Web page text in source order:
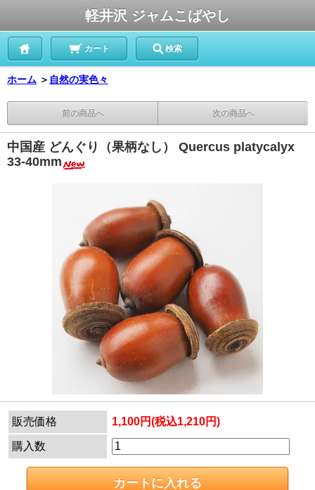
軽井沢 ジャムこばやし
カート 検索
ホーム ＞ 自然の実色々
前の商品へ 次の商品へ
中国産 どんぐり（果柄なし） Quercus platycalyx
33-40mm
販売価格 1,100円(税込1,210円)
購入数